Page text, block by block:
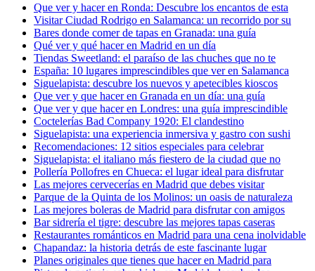
Que ver y hacer en Ronda: Descubre los encantos de esta
Visitar Ciudad Rodrigo en Salamanca: un recorrido por su
Bares donde comer de tapas en Granada: una guía
Qué ver y qué hacer en Madrid en un día
Tiendas Sweetland: el paraíso de las chuches que no te
España: 10 lugares imprescindibles que ver en Salamanca
Siguelapista: descubre los nuevos y apetecibles kioscos
Que ver y que hacer en Granada en un día: una guía
Que ver y que hacer en Londres: una guía imprescindible
Coctelerías Bad Company 1920: El clandestino
Siguelapista: una experiencia inmersiva y gastro con sushi
Recomendaciones: 12 sitios especiales para celebrar
Siguelapista: el italiano más fiestero de la ciudad que no
Pollería Pollofres en Chueca: el lugar ideal para disfrutar
Las mejores cervecerías en Madrid que debes visitar
Parque de la Quinta de los Molinos: un oasis de naturaleza
Las mejores boleras de Madrid para disfrutar con amigos
Bar sidrería el tigre: descubre las mejores tapas caseras
Restaurantes románticos en Madrid para una cena inolvidable
Chapandaz: la historia detrás de este fascinante lugar
Planes originales que tienes que hacer en Madrid para